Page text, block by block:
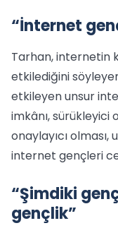
“İnternet
Tarhan, internetin
etkilediğini
etkileyen unsur
imkânı, sürükleyici
onaylayıcı
internet gençleri
“Şimdiki
gençlik”